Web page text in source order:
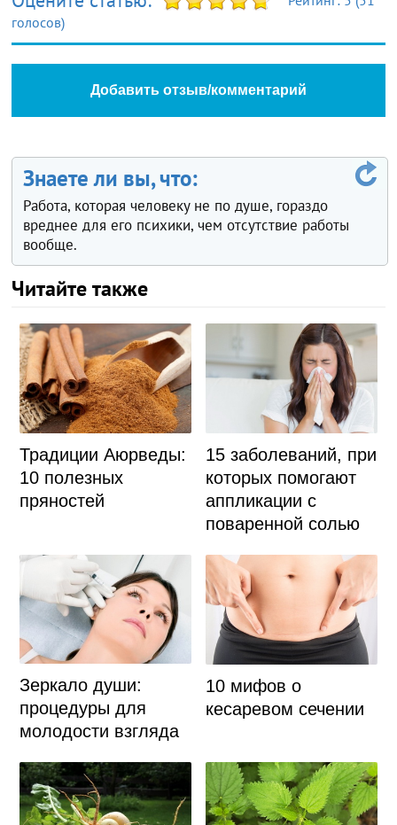
голосов)
Добавить отзыв/комментарий
Знаете ли вы, что:
Работа, которая человеку не по душе, гораздо
вреднее для его психики, чем отсутствие работы
вообще.
Читайте также
Традиции Аюрведы:
10 полезных
пряностей
15 заболеваний, при
которых помогают
аппликации с
поваренной солью
Зеркало души:
процедуры для
молодости взгляда
10 мифов о
кесаревом сечении